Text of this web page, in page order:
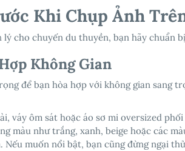
Khi Chụp Ảnh
lý cho chuyến du thuyền, bạn hãy chuẩn
Không Gian
để bạn hòa hợp với không gian sang
váy ôm sát hoặc áo sơ mi oversized
màu như trắng, xanh, beige hoặc các
Nếu muốn nổi bật, bạn cũng đừng ngại